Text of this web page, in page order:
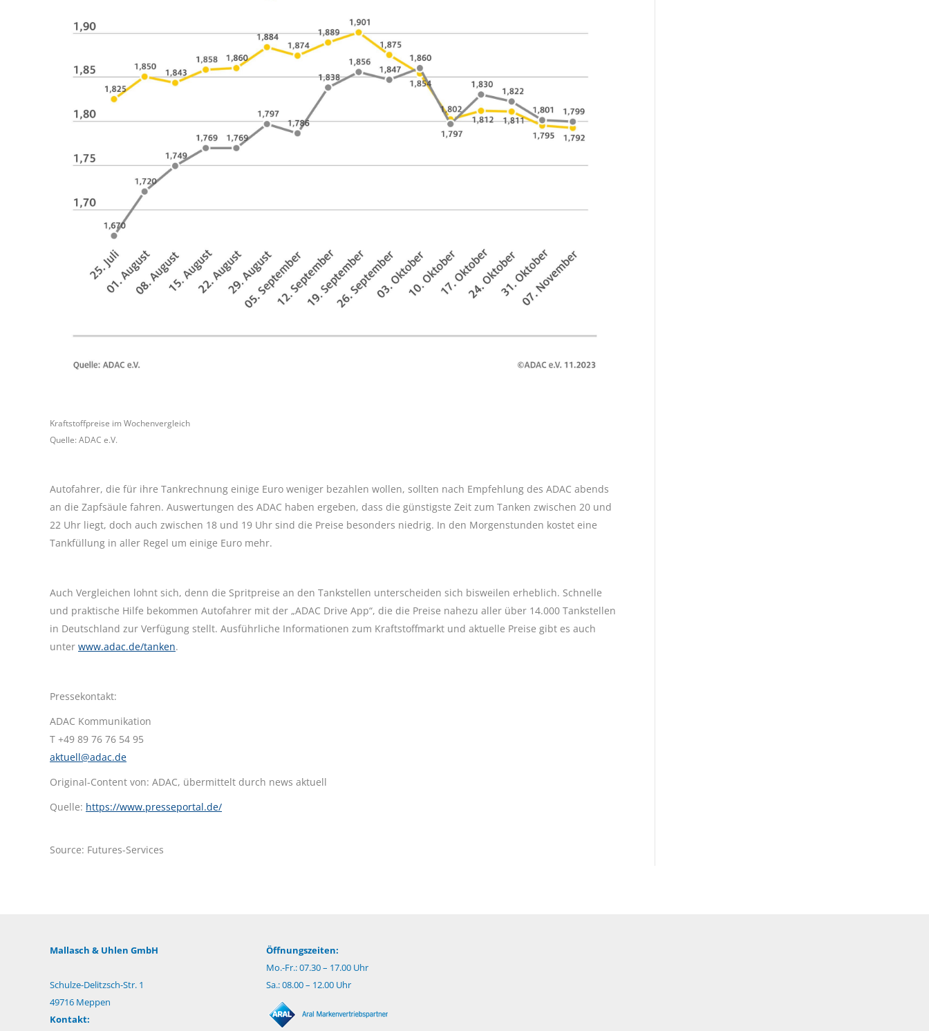
Kraftstoffpreise im Wochenvergleich
Quelle: ADAC e.V.
Autofahrer, die für ihre Tankrechnung einige Euro weniger bezahlen wollen, sollten nach Empfehlung des ADAC abends
an die Zapfsäule fahren. Auswertungen des ADAC haben ergeben, dass die günstigste Zeit zum Tanken zwischen 20 und
22 Uhr liegt, doch auch zwischen 18 und 19 Uhr sind die Preise besonders niedrig. In den Morgenstunden kostet eine
Tankfüllung in aller Regel um einige Euro mehr.
Auch Vergleichen lohnt sich, denn die Spritpreise an den Tankstellen unterscheiden sich bisweilen erheblich. Schnelle
und praktische Hilfe bekommen Autofahrer mit der „ADAC Drive App“, die die Preise nahezu aller über 14.000 Tankstellen
in Deutschland zur Verfügung stellt. Ausführliche Informationen zum Kraftstoffmarkt und aktuelle Preise gibt es auch
unter www.adac.de/tanken.
Pressekontakt:
ADAC Kommunikation
T +49 89 76 76 54 95
aktuell@adac.de
Original-Content von: ADAC, übermittelt durch news aktuell
Quelle: https://www.presseportal.de/
Source: Futures-Services
Mallasch & Uhlen GmbH
Schulze-Delitzsch-Str. 1
49716 Meppen
Kontakt:
Öffnungszeiten:
Mo.-Fr.: 07.30 – 17.00 Uhr
Sa.: 08.00 – 12.00 Uhr